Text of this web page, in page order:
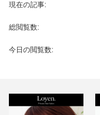
現在の記事:
総閲覧数:
今日の閲覧数: